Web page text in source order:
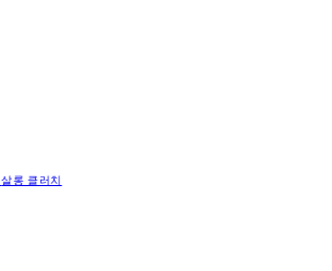
살롱 클러치